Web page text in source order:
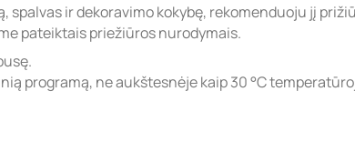
ir dekoravimo kokybę, rekomenduoju jį
pateiktais priežiūros nurodymais.
programą, ne aukštesnėje kaip 30 °C